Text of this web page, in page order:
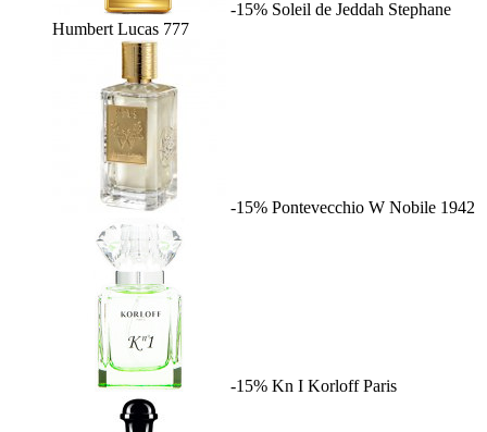
-15% Soleil de Jeddah Stephane
Humbert Lucas 777
-15% Pontevecchio W Nobile 1942
-15% Kn I Korloff Paris